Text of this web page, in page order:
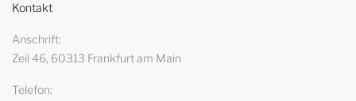
Kontakt
Anschrift
Zeil 46, 60313 Frankfurt am Main
Telefon